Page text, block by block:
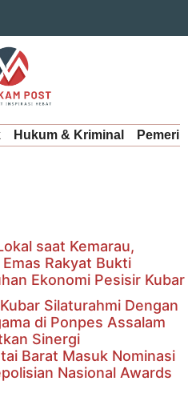
Hukum & Kriminal
saat Kemarau,
Rakyat Bukti
Ekonomi Pesisir Kubar
Silaturahmi Dengan
di Ponpes Assalam
Sinergi
Barat Masuk Nominasi
Nasional Awards